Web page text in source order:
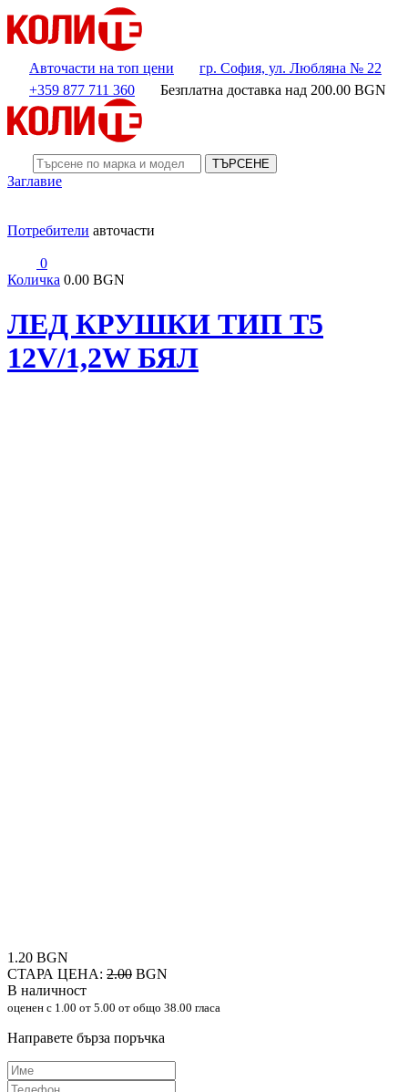
Авточасти на топ цени
гр. София, ул. Любляна № 22
+359 877 711 360
Безплатна доставка над 200.00 BGN
ТЪРСЕНЕ
Заглавие
Потребители авточасти
0
Количка 0.00 BGN
ЛЕД КРУШКИ ТИП T5
12V/1,2W БЯЛ
1.20 BGN
СТАРА ЦЕНА: 2.00 BGN
В наличност
оценен с 1.00 от 5.00 от общо 38.00 гласа
Направете бърза поръчка